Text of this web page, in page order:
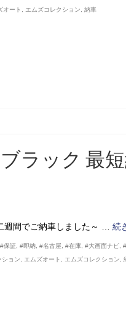
オート エムズコレクション ,納車
ラック 最
週間でご納車しました～ …続
,#保証 ,#即納 ,#名古屋 ,#在庫 ,#大画面ナビ ,
ション エムズオート エムズコレクション ,